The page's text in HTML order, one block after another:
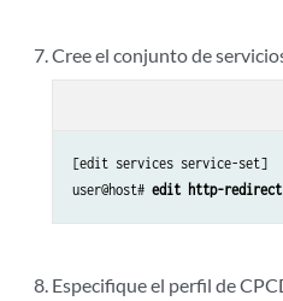
Cree el conjunto de
[edit services service-set]
user@host# edit http-
Especifique el perfil de